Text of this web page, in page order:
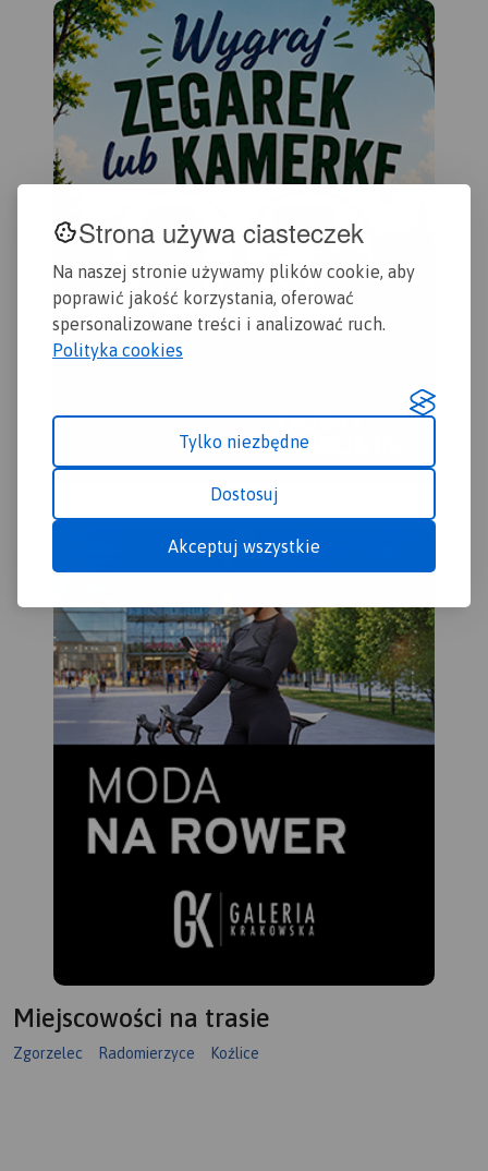
Strona używa ciasteczek
Na naszej stronie używamy plików cookie, aby
poprawić jakość korzystania, oferować
spersonalizowane treści i analizować ruch.
Polityka cookies
Tylko niezbędne
Dostosuj
Akceptuj wszystkie
Miejscowości na trasie
Zgorzelec Radomierzyce Koźlice